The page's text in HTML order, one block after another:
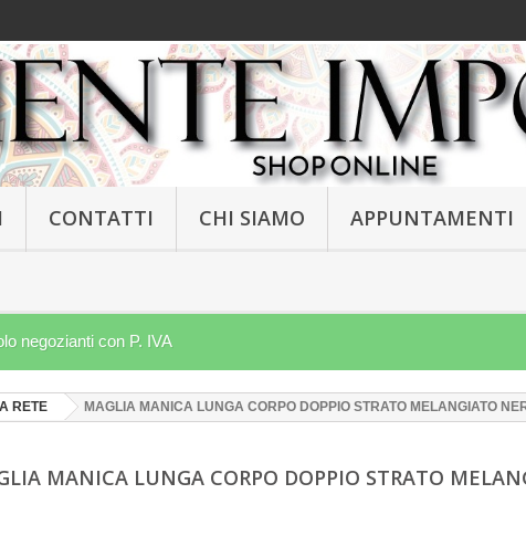
CONTATTI CHI SIAMO APPUNTAMENTI
negozianti con P. IVA
RETE MAGLIA MANICA LUNGA CORPO DOPPIO STRATO MELANGIATO
MANICA LUNGA CORPO DOPPIO STRATO